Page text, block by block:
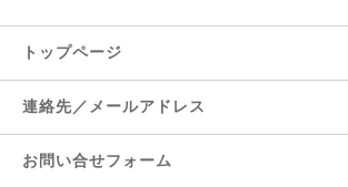
トップページ
連絡先／メールアドレス
お問い合せフォーム